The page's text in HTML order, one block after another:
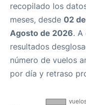
recopilado los
meses, desde 02
Agosto de 2026. A
resultados
número de vuelos
por día y retraso